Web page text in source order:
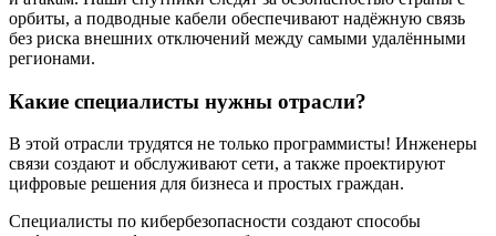
орбиты, а подводные кабели обеспечивают надёжную связь
без риска внешних отключений между самыми удалёнными
регионами.
Какие специалисты нужны отрасли?
В этой отрасли трудятся не только программисты! Инженеры
связи создают и обслуживают сети, а также проектируют
цифровые решения для бизнеса и простых граждан.
Специалисты по кибербезопасности создают способы